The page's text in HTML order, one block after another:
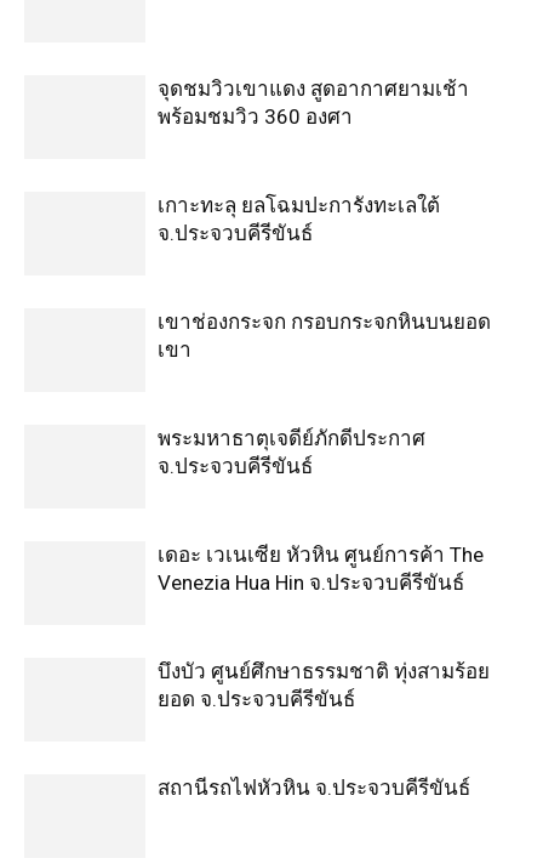
จุดชมวิวเขาแดง สูดอากาศยามเช้า
พร้อมชมวิว 360 องศา
เกาะทะลุ ยลโฉมปะการังทะเลใต้
จ.ประจวบคีรีขันธ์
เขาช่องกระจก กรอบกระจกหินบนยอด
เขา
พระมหาธาตุเจดีย์ภักดีประกาศ
จ.ประจวบคีรีขันธ์
เดอะ เวเนเซีย หัวหิน ศูนย์การค้า The
Venezia Hua Hin จ.ประจวบคีรีขันธ์
บึงบัว ศูนย์ศึกษาธรรมชาติ ทุ่งสามร้อย
ยอด จ.ประจวบคีรีขันธ์
สถานีรถไฟหัวหิน จ.ประจวบคีรีขันธ์